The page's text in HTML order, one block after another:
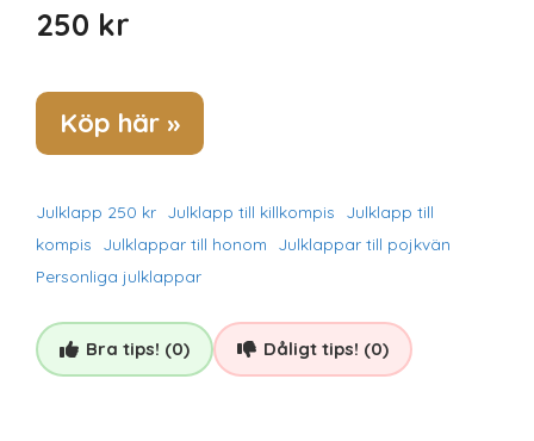
250 kr
Köp här »
Julklapp 250 kr Julklapp till killkompis
Julklapp till
kompis
Julklappar till honom
Julklappar till pojkvän
Personliga julklappar
Bra tips! (0) Dåligt tips! (0)